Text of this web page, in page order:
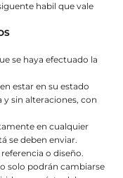
habil que vale
se haya efectuado la
estar en su estado
y sin alteraciones, con
en cualquier
se deben enviar.
o diseño.
solo podrán cambiarse